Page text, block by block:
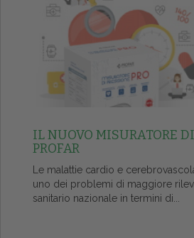
IL NUOVO MISURATORE
PROFAR
Le malattie cardio e
uno dei problemi di maggiore
sanitario nazionale in termini di...